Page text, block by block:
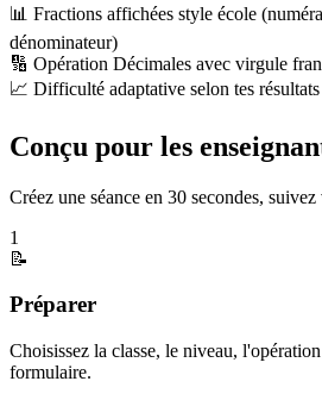
📊 Fractions affichées style école
dénominateur)
🔢 Opération Décimales avec virgule
📈 Difficulté adaptative selon tes résultats
Conçu pour les
Créez une séance en 30 secondes,
1
📝
Préparer
Choisissez la classe, le niveau,
formulaire.